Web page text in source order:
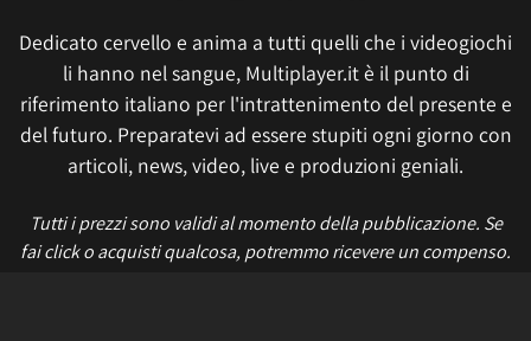
Dedicato cervello e anima a tutti quelli che i videogiochi
li hanno nel sangue, Multiplayer.it è il punto di
riferimento italiano per l'intrattenimento del presente e
del futuro. Preparatevi ad essere stupiti ogni giorno con
articoli, news, video, live e produzioni geniali.
Tutti i prezzi sono validi al momento della pubblicazione. Se
fai click o acquisti qualcosa, potremmo ricevere un compenso.